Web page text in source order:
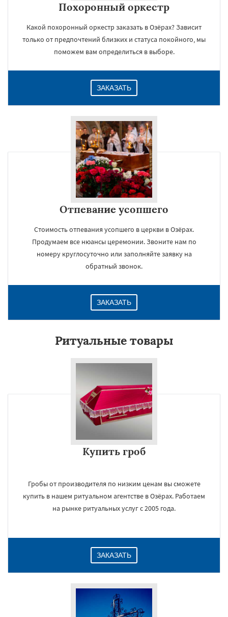
Похоронный оркестр
Какой похоронный оркестр заказать в Озёрах? Зависит
только от предпочтений близких и статуса покойного, мы
поможем вам определиться в выборе.
ЗАКАЗАТЬ
Отпевание усопшего
Стоимость отпевания усопшего в церкви в Озёрах.
Продумаем все нюансы церемонии. Звоните нам по
номеру круглосуточно или заполняйте заявку на
обратный звонок.
ЗАКАЗАТЬ
Ритуальные товары
Купить гроб
Гробы от производителя по низким ценам вы сможете
купить в нашем ритуальном агентстве в Озёрах. Работаем
на рынке ритуальных услуг с 2005 года.
ЗАКАЗАТЬ